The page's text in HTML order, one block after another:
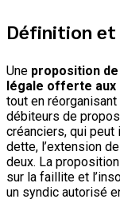
Définition
Une proposition
légale offerte aux
tout en
débiteurs de
créanciers, qui peut
dette, l’extension
deux. La
sur la faillite et
un syndic autorisé